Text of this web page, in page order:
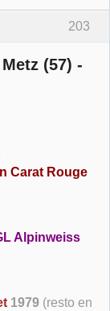
203
(57) -
Carat Rouge
Alpinweiss
1979 (resto en